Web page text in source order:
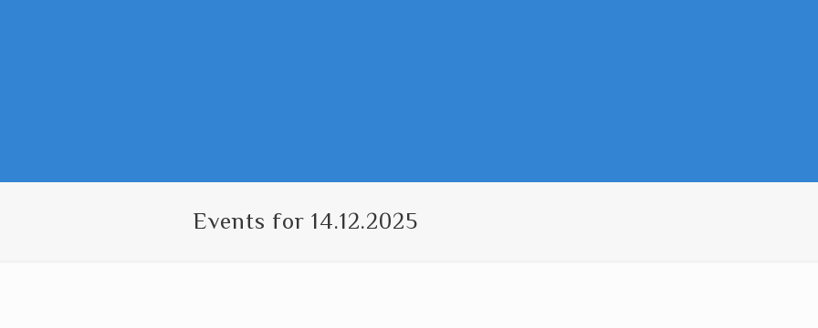
Events for 14.12.2025